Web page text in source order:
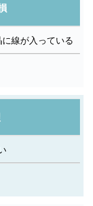
線が入っている